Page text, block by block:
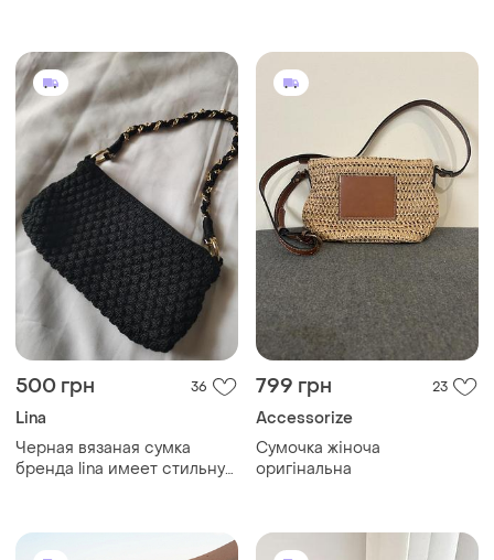
500 грн 36
Lina
Черная вязаная сумка
бренда lina имеет стильную
799 грн 23
Accessorize
Сумочка жіноча
оригінальна